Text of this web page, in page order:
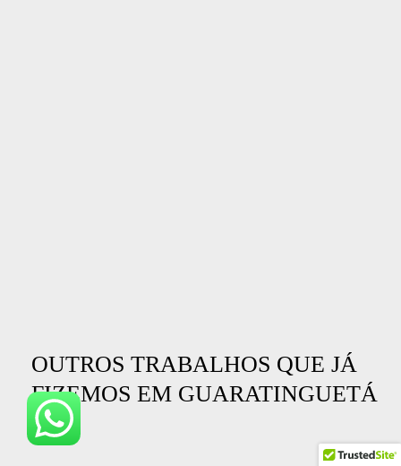
OUTROS TRABALHOS QUE JÁ
FIZEMOS EM GUARATINGUETÁ
- SP